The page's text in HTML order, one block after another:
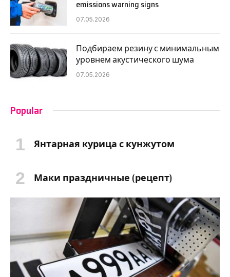
emissions warning signs
07.05.2026
Подбираем резину с минимальным
уровнем акустического шума
07.05.2026
Popular
Янтарная курица с кунжутом
Маки праздничные (рецепт)